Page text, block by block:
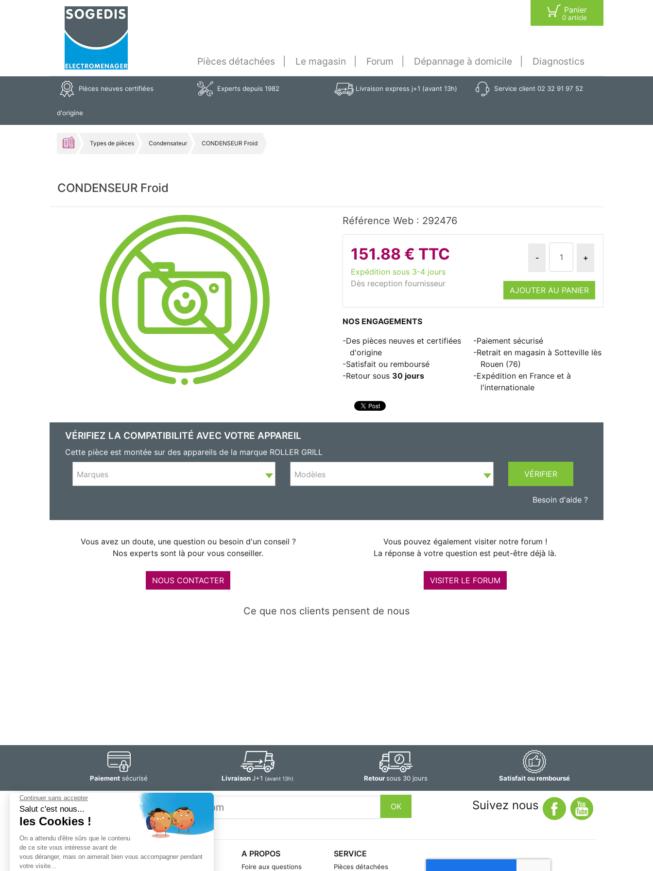
Panier
0 article
Pièces détachées Le magasin Forum Dépannage à domicile Diagnostics
Pièces neuves certifiées
d'origine
Experts depuis 1982 Livraison express j+1 (avant 13h) Service client 02 32 91 97 52
Types de pièces Condensateur CONDENSEUR Froid
CONDENSEUR Froid
Référence Web : 292476
151.88 € TTC
Expédition sous 3-4 jours
Dès reception fournisseur
- +
AJOUTER AU PANIER
NOS ENGAGEMENTS
Des pièces neuves et certifiées
d'origine
Satisfait ou remboursé
Retour sous 30 jours
Paiement sécurisé
Retrait en magasin à Sotteville lès
Rouen (76)
Expédition en France et à
l'internationale
VÉRIFIEZ LA COMPATIBILITÉ AVEC VOTRE APPAREIL
Cette pièce est montée sur des appareils de la marque ROLLER GRILL
Marques Modèles VÉRIFIER
Besoin d'aide ?
Vous avez un doute, une question ou besoin d'un conseil ?
Nos experts sont là pour vous conseiller.
NOUS CONTACTER
Vous pouvez également visiter notre forum !
La réponse à votre question est peut-être déjà là.
VISITER LE FORUM
Ce que nos clients pensent de nous
Paiement sécurisé LivraisonJ+1 (avant 13h) Retoursous 30 jours Satisfait ou remboursé
Restez
informé
Email
OK Suivez nous
SOGEDIS SAS
3 rue Antoine Lavoisier
A PROPOS
Foire aux questions
SERVICE
Pièces détachées